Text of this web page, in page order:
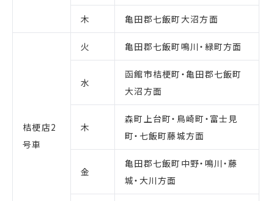
木 亀田郡七飯町大沼方面
桔梗店2
号車
火 亀田郡七飯町鳴川・緑町方面
水
函館市桔梗町・亀田郡七飯町
大沼方面
木
森町上台町・鳥崎町・富士見
町・七飯町藤城方面
金
亀田郡七飯町中野・鳴川・藤
城・大川方面